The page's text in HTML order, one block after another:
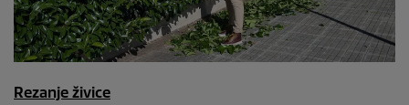
Rezanje živice